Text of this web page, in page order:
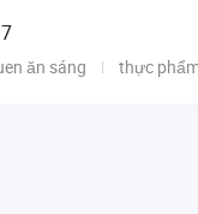
ăn sáng thực